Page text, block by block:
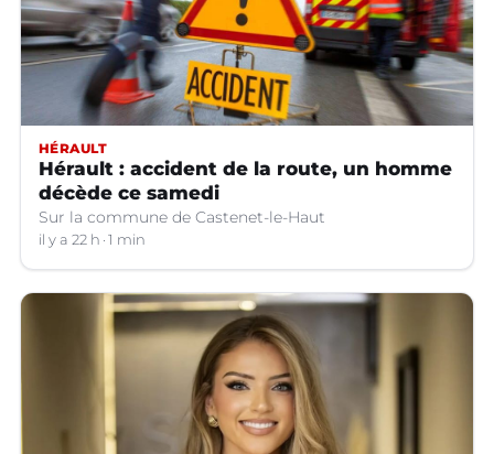
HÉRAULT
Hérault : accident de la route, un homme
décède ce samedi
Sur la commune de Castenet-le-Haut
il y a 22 h 1 min